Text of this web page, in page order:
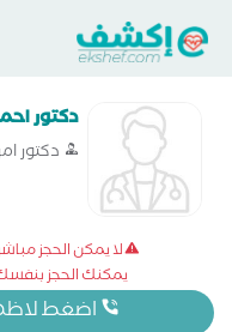
دكتور
دكتور
لا يمكن الحجز
يمكنك الحجز
اضغط